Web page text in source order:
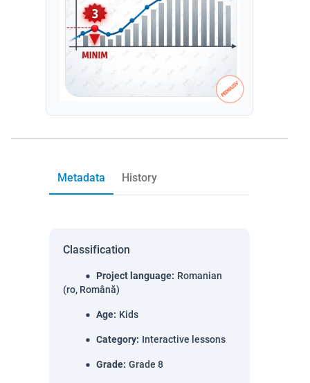
Metadata History
Classification
Project language: Romanian
(ro, Română)
Age: Kids
Category: Interactive lessons
Grade: Grade 8